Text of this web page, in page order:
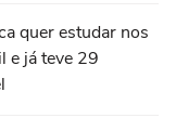
quer estudar nos
e já teve 29